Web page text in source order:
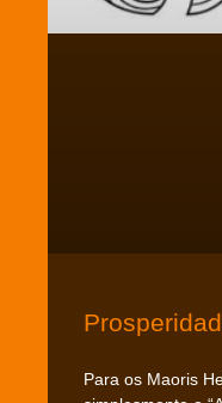
Para os Maoris